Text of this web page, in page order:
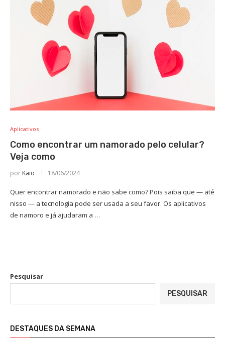
Aplicativos
Como encontrar um namorado pelo celular?
Veja como
por Kaio 18/06/2024
Quer encontrar namorado e não sabe como? Pois saiba que — até
nisso — a tecnologia pode ser usada a seu favor. Os aplicativos
de namoro e já ajudaram a …
Pesquisar
PESQUISAR
DESTAQUES DA SEMANA